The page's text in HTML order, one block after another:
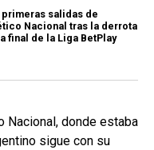
primeras salidas de
Nacional tras la derrota
final de la Liga BetPlay
Nacional, donde estaba
sigue con su